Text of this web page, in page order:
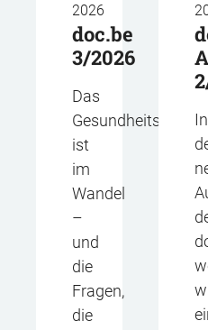
2026
doc.be
3/2026
Das
Gesundheitswesen
ist
im
Wandel
–
und
die
Fragen,
die
In